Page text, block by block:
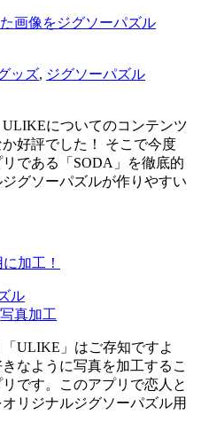
画像をジグソーパズル
ッズ, ジグソーパズル
についてのコンテンツ
好評でした！ そこで今度
である「SODA」を徹底的
グソーパズルが作りやすい
加工！
ル
写真加工
ULIKE」はご存知ですよ
なように写真を加工するこ
です。このアプリで恋人と
リジナルジグソーパズル用